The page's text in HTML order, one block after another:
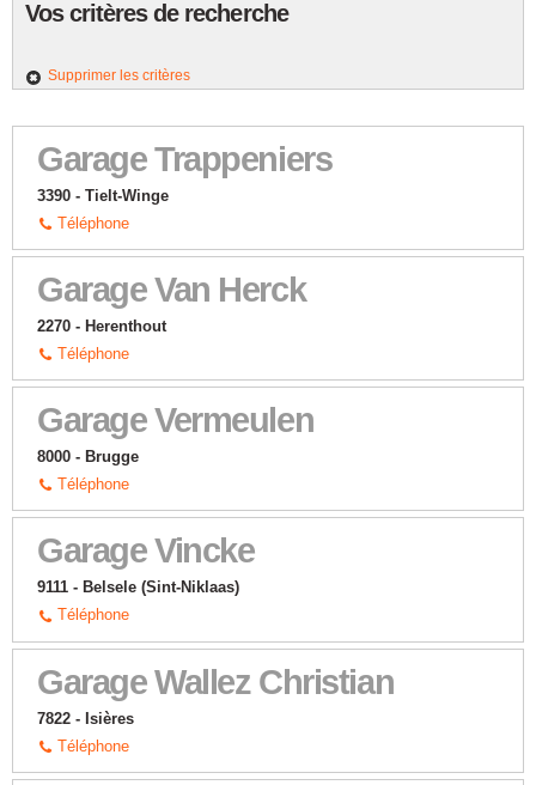
Vos critères de recherche
Supprimer les critères
Garage Trappeniers
3390 - Tielt-Winge
Téléphone
Garage Van Herck
2270 - Herenthout
Téléphone
Garage Vermeulen
8000 - Brugge
Téléphone
Garage Vincke
9111 - Belsele (Sint-Niklaas)
Téléphone
Garage Wallez Christian
7822 - Isières
Téléphone